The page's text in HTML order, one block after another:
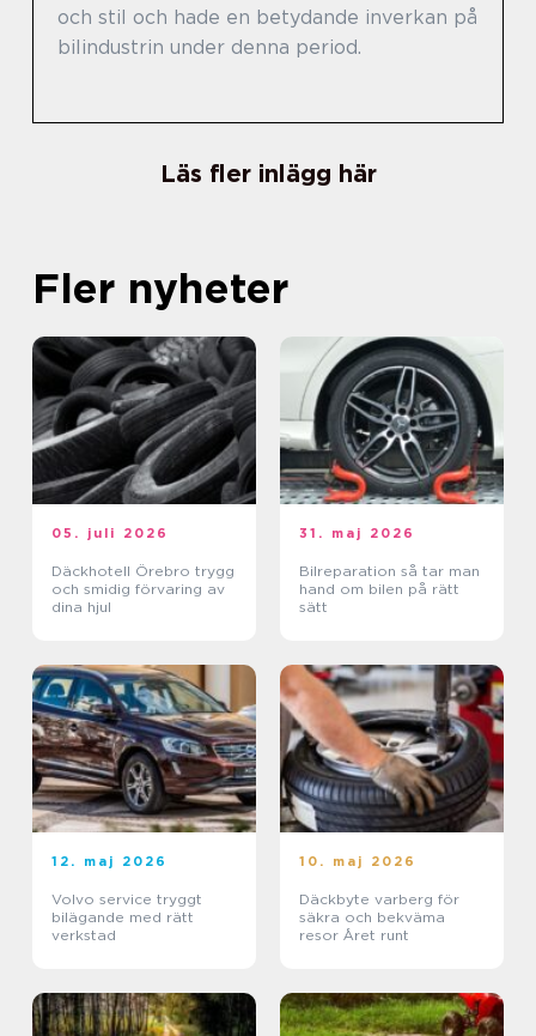
och stil och hade en betydande inverkan på
bilindustrin under denna period.
Läs fler inlägg här
Fler nyheter
05. juli 2026
Däckhotell Örebro trygg
och smidig förvaring av
dina hjul
31. maj 2026
Bilreparation så tar man
hand om bilen på rätt
sätt
12. maj 2026
Volvo service tryggt
bilägande med rätt
verkstad
10. maj 2026
Däckbyte varberg för
säkra och bekväma
resor Året runt